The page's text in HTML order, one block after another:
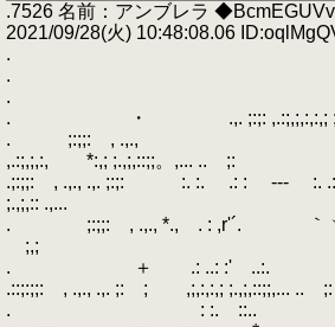
.7526 名前：アンブレラ
2021/09/28(火) 10:48:08.06
.
.
.
. ・ .,. ;:;: ,.:;,;,:,:,; ;.,
. ;:;;: , .,.,
,.:;,;,:, *:,; ;.,;,::;;。,... .. ;:
.;:;;: , .,., .,. ;:;: :. :. .: : -‐- :.
;.,;,:: .,...
. ;:;;: , .,., *., . : ,r'´. ｀ヽ: .. :
;,;
. ＋ .: ..: :' ..:. ﾞ; :::
.::;:;;: , .,., .,. ;: ; ,;,:,:,; ;.,;,::;;,... .. ;:
. : :. ::.. .: :.